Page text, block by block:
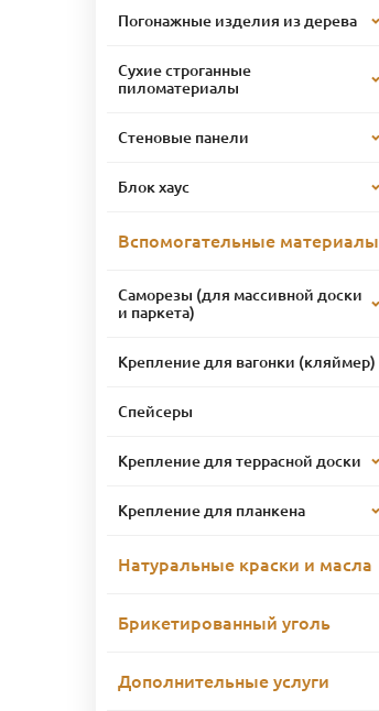
Биофа 2,5 л 8543
Цена14 506
Погонажные изделия из дерева
Сухие строганные
пиломатериалы
Стеновые панели
Блок хаус
Вспомогательные материалы
Саморезы (для массивной доски
и паркета)
Крепление для вагонки (кляймер)
Спейсеры
Крепление для террасной доски
Крепление для планкена
Натуральные краски и масла
Брикетированный уголь
Дополнительные услуги